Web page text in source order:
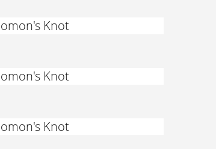
Knot
Knot
Knot